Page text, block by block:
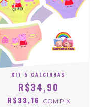
KIT 5 CALCINHAS
R$34,90
R$33,16 COM PIX